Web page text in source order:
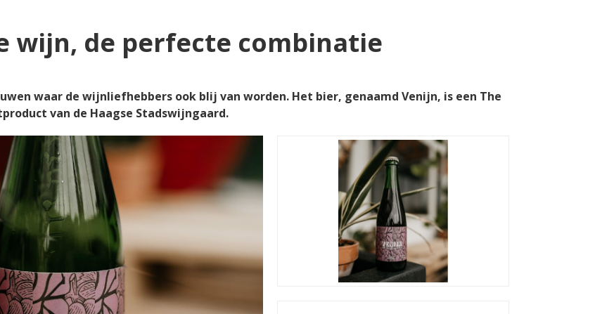
wijn, de perfecte combinatie
waar de wijnliefhebbers ook blij van worden. Het bier, genaamd Venijn, is een The
van de Haagse Stadswijngaard.